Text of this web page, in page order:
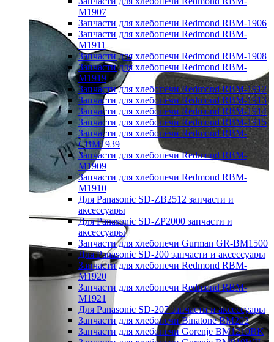
M1907
Запчасти для хлебопечи Redmond RBM-1906
Запчасти для хлебопечи Redmond RBM-
M1911
Запчасти для хлебопечи Redmond RBM-1908
Запчасти для хлебопечи Redmond RBM-
M1919
Запчасти для хлебопечи Redmond RBM-1912
Запчасти для хлебопечи Redmond RBM-1913
Запчасти для хлебопечи Redmond RBM-1914
Запчасти для хлебопечи Redmond RBM-1915
Запчасти для хлебопечи Redmond RBM-
CBM1939
Запчасти для хлебопечи Redmond RBM-
M1909
Запчасти для хлебопечи Redmond RBM-
M1910
Для Panasonic SD-ZB2512 запчасти и
аксессуары
Для Panasonic SD-ZP2000 запчасти и
аксессуары
Запчасти для хлебопечи Gurman GR-BM1500
Для Panasonic SD-200 запчасти и аксессуары
Запчасти для хлебопечи Redmond RBM-
M1920
Запчасти для хлебопечи Redmond RBM-
M1921
Для Panasonic SD-207 запчасти и аксессуары
Запчасти для хлебопечи Binatone BM202
Запчасти для хлебопечи Gorenje BM1210BK